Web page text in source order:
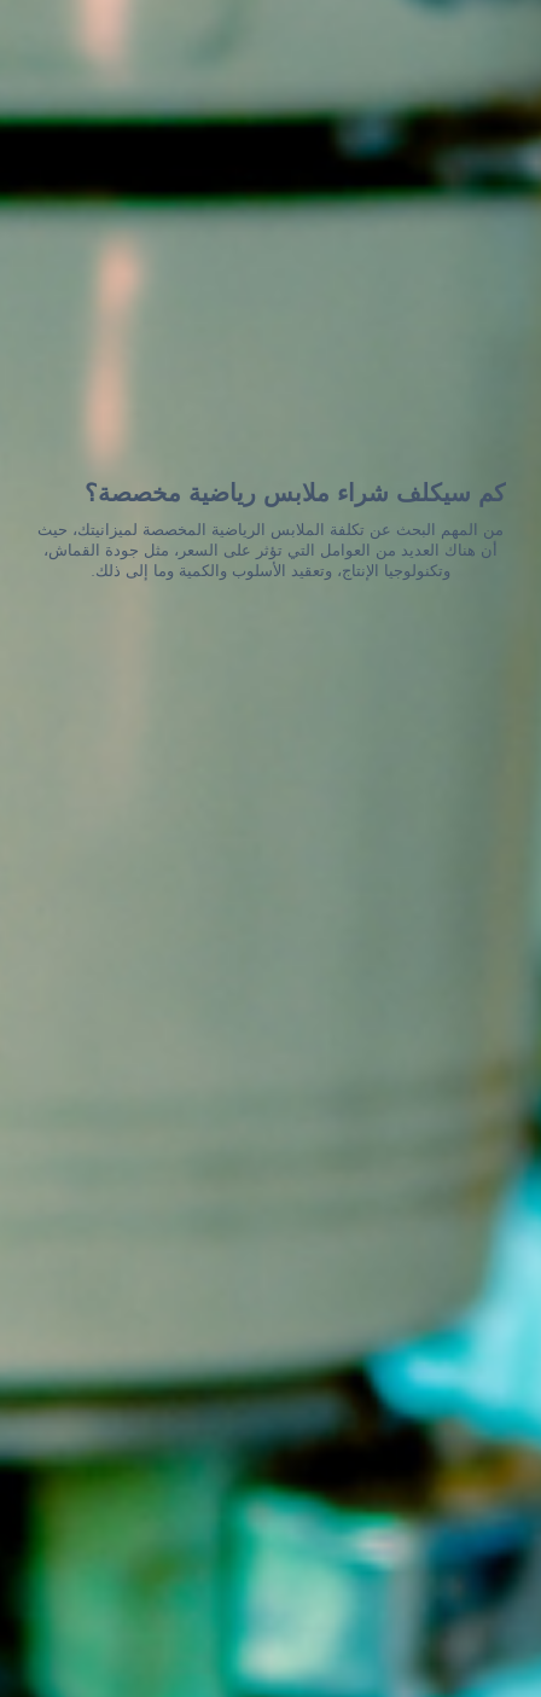
كم سيكلف شراء ملابس رياضية مخصصة؟
من المهم البحث عن تكلفة الملابس الرياضية المخصصة لميزانيتك، حيث
أن هناك العديد من العوامل التي تؤثر على السعر، مثل جودة القماش،
وتكنولوجيا الإنتاج، وتعقيد الأسلوب والكمية وما إلى ذلك.